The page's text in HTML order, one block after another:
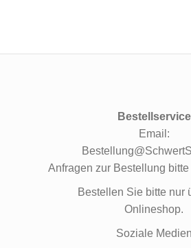
Bestellservice
Email:
Anfragen zur Bestellung
Bestellen Sie bitte nur
Onlineshop.
Soziale Medien